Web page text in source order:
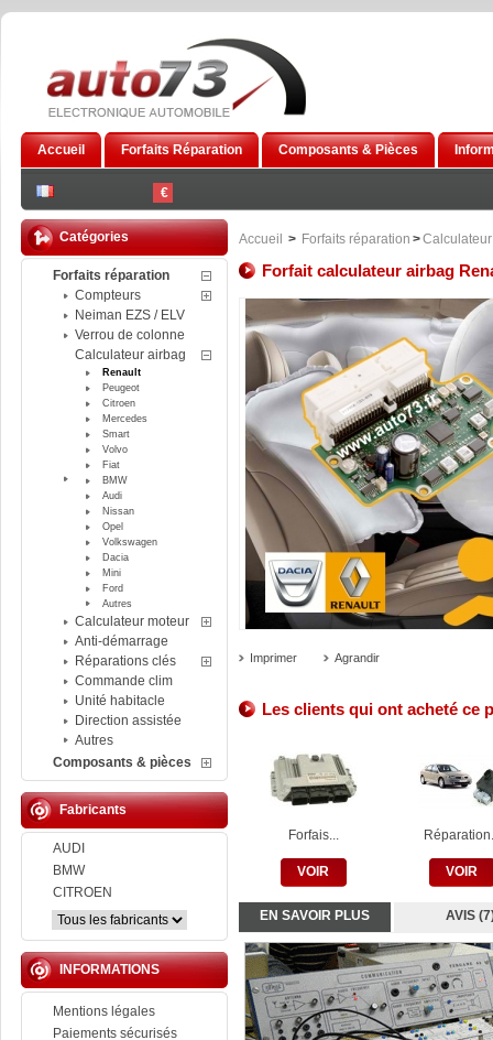
€
Accueil Forfaits Réparation Composants & Pièces
Catégories
Forfaits réparation
Compteurs
Neiman EZS / ELV
Verrou de colonne
Calculateur airbag
Renault
Peugeot
Citroen
Mercedes
Smart
Volvo
Fiat
BMW
Audi
Nissan
Opel
Volkswagen
Dacia
Mini
Ford
Autres
Calculateur moteur
Anti-démarrage
Réparations clés
Commande clim
Unité habitacle
Direction assistée
Autres
Composants & pièces
Fabricants
AUDI
BMW
CITROEN
INFORMATIONS
Mentions légales
Paiements sécurisés
Accueil > Forfaits réparation >
Forfait calculateur airbag
Imprimer Agrandir
Les clients qui ont acheté ce
Forfais...
VOIR VOIR
EN SAVOIR PLUS AVIS